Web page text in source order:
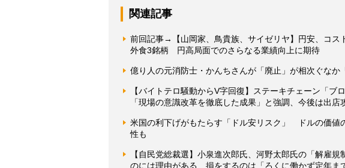
関連記事
前回記事→【山岡家、鳥貴族、サイゼリヤ】円安、コス
外食3銘柄 円高局面でのさらなる業績向上に期待
億り人の元消防士・かんちさんが「廃止」が相次ぐなか
【バイトテロ騒動からV字回復】ステーキチェーン「
「現場の意識改革を徹底した成果」と強調、今後は出店
米国の利下げがもたらす「ドル安リスク」 ドルの価値
性も
【自民党総裁選】小泉進次郎氏、河野太郎氏の「解雇
のには理由がある 損をするのは「ろくに働かず定年ま